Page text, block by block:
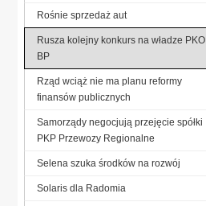
Rośnie sprzedaż aut
Rusza kolejny konkurs na władze PKO
BP
Rząd wciąż nie ma planu reformy
finansów publicznych
Samorządy negocjują przejęcie spółki
PKP Przewozy Regionalne
Selena szuka środków na rozwój
Solaris dla Radomia